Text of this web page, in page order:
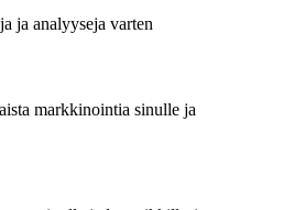
ja analyyseja varten
markkinointia sinulle ja